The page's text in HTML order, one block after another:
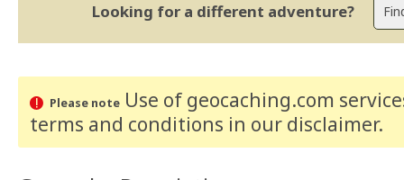
Looking for a different adventure?
Please noteUse of geocaching.com
terms and conditions in our disclaimer.